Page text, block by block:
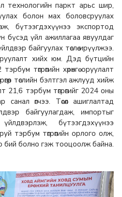
технологийн паркт арьс шир,
болон мах боловсруулах
бүтээгдэхүүнээ экспортод
бүсэд үйл ажиллагаа явуулдаг
байгуулах төслөө ирүүлжээ.
хийх юм. Дэд бүтцийн
төгрөгийн хөрөнгө оруулалт
төслийн бэлтгэл ажлууд хийж
21,6 тэрбум төгрөгийг 2024 оны
санал өгчээ. Төсөл ашиглалтад
байгуулагдаж, импортыг
бүтээгдэхүүнээ
тэрбум төгрөгийн орлого олж,
бий болно гэж тооцоолж байна.